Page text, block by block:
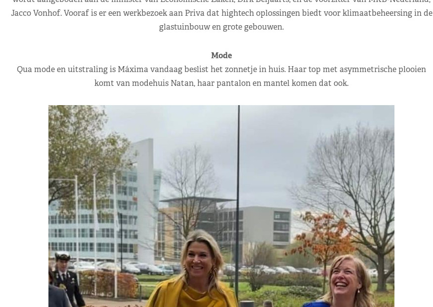
Jacco Vonhof. Vooraf is er een werkbezoek aan Priva dat hightech oplossingen biedt voor klimaatbeheersing in de
glastuinbouw en grote gebouwen.
Mode
Qua mode en uitstraling is Máxima vandaag beslist het zonnetje in huis. Haar top met asymmetrische plooien
komt van modehuis Natan, haar pantalon en mantel komen dat ook.